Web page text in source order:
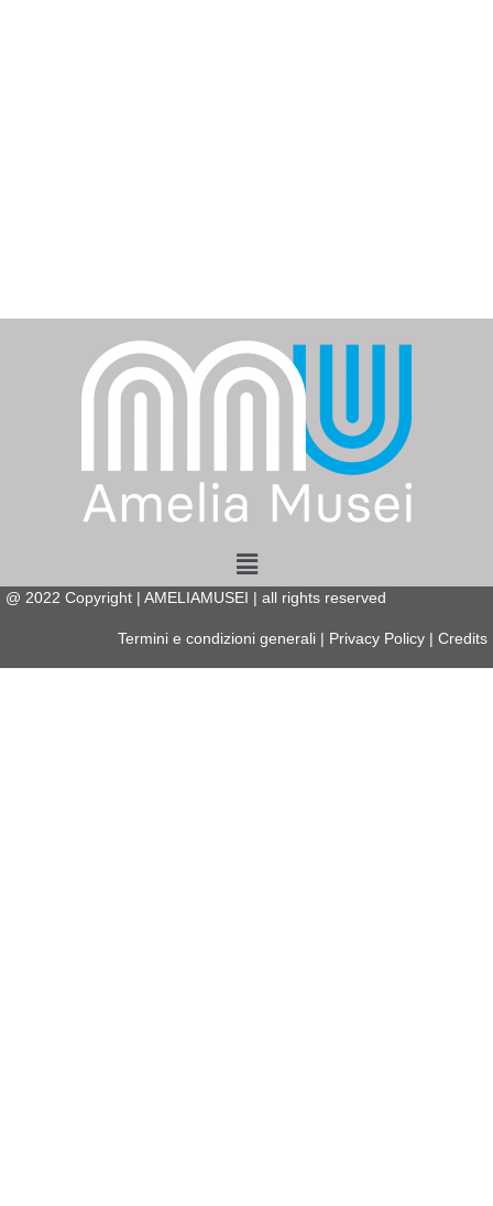
Menu
@ 2022 Copyright | AMELIAMUSEI | all rights reserved
Termini e condizioni generali Privacy Policy Credits